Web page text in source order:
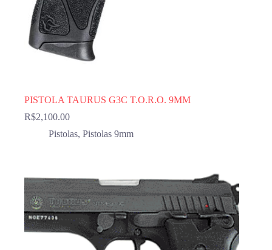
PISTOLA TAURUS G3C T.O.R.O. 9MM
R$2,100.00
Pistolas, Pistolas 9mm